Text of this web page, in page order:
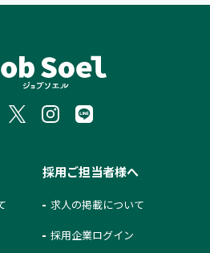
採用ご担当者様へ
求人の掲載について
採用企業ログイン